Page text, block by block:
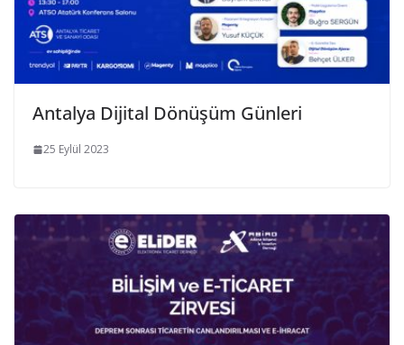
Antalya Dijital Dönüşüm Günleri
25 Eylül 2023